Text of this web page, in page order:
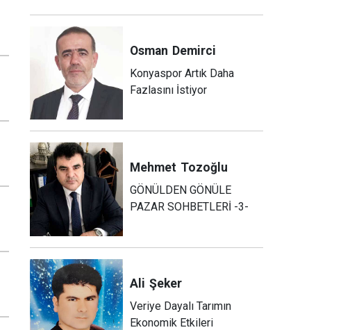
Osman Demirci
Konyaspor Artık Daha
Fazlasını İstiyor
Mehmet Tozoğlu
GÖNÜLDEN GÖNÜLE
PAZAR SOHBETLERİ -3-
Ali Şeker
Veriye Dayalı Tarımın
Ekonomik Etkileri